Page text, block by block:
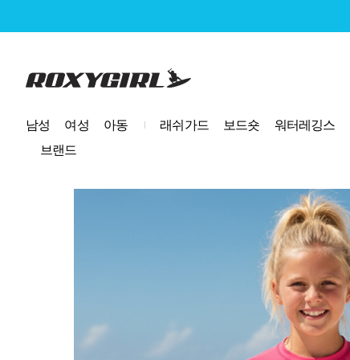
로고
남성 여성 아동 래쉬가드 보드숏 워터레깅스
브랜드